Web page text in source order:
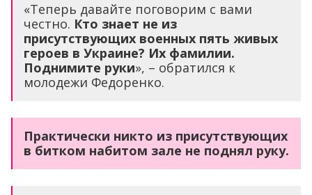
«Теперь давайте поговорим с вами
честно. Кто знает не из
присутствующих военных пять живых
героев в Украине? Их фамилии.
Поднимите руки», – обратился к
молодежи Федоренко.
Практически никто из присутствующих
в битком набитом зале не поднял руку.